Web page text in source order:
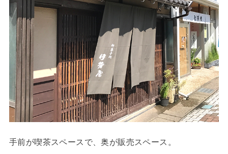
手前が喫茶スペースで、奥が販売スペース。